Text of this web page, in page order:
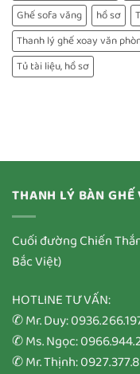
Ghế sofa văng
hồ sơ
Thanh lý ghế xoay văn
Tủ tài liệu, hồ sơ
THANH LÝ BÀN
Cuối đường Chiến
Bắc Việt)
HOTLINE TƯ VẤN:
✆ Mr. Duy:
✆ Ms. Ngọc:
✆ Mr. Thịnh: